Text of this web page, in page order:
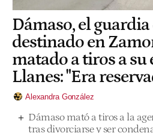
Dámaso, el
destinado en
matado a tiros a su
Llanes: "Era
Alexandra González
Dámaso mató a tiros a la
tras divorciarse y ser